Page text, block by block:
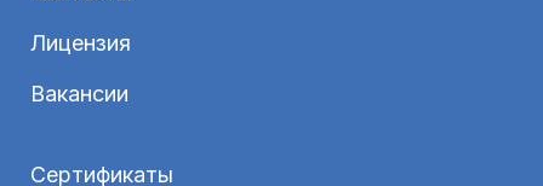
Лицензия
Вакансии
Сертификаты